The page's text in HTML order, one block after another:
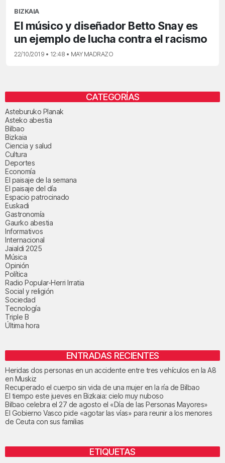
BIZKAIA
El músico y diseñador Betto Snay es
un ejemplo de lucha contra el racismo
22/10/2019 • 12:48 • MAY MADRAZO
CATEGORÍAS
Asteburuko Planak
Asteko abestia
Bilbao
Bizkaia
Ciencia y salud
Cultura
Deportes
Economía
El paisaje de la semana
El paisaje del día
Espacio patrocinado
Euskadi
Gastronomía
Gaurko abestia
Informativos
Internacional
Jaialdi 2025
Música
Opinión
Política
Radio Popular-Herri Irratia
Social y religión
Sociedad
Tecnología
Triple B
Última hora
ENTRADAS RECIENTES
Heridas dos personas en un accidente entre tres vehículos en la A8
en Muskiz
Recuperado el cuerpo sin vida de una mujer en la ría de Bilbao
El tiempo este jueves en Bizkaia: cielo muy nuboso
Bilbao celebra el 27 de agosto el «Día de las Personas Mayores»
El Gobierno Vasco pide «agotar las vías» para reunir a los menores
de Ceuta con sus familias
ETIQUETAS